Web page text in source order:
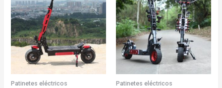
Patinetes eléctricos Patinetes eléctricos